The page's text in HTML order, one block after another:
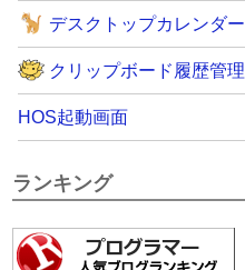
デスクトップカレンダー
クリップボード履歴管理
HOS起動画面
ランキング